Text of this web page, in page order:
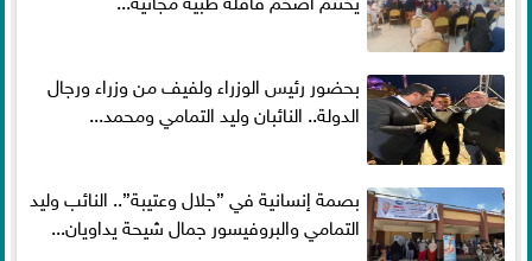
بحضور رئيس الوزراء ولفيف من وزراء ورجال
الدولة.. النائبان وليد التمامي ومحمد...
بصمة إنسانية في ”جلال وعتيبة”.. النائب وليد
التمامي والبروفيسور جمال شيحة يداويان...